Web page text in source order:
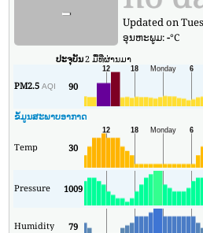
- Updated on
ອຸນ​ຫະ​ພູມ:-°C
ປະຈຸບັນ2 ມື້ທີ່ຜ່ານມາ
PM2.5AQI 90
ຂໍ້ມູນສະພາບອາກາດ
Temp 30
Pressure 1009
Humidity 79